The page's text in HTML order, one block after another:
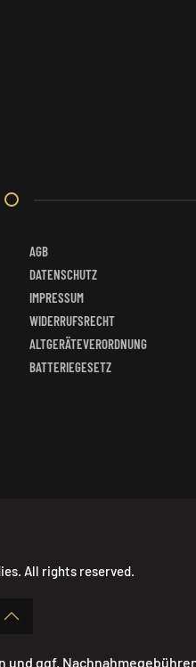
AGB
DATENSCHUTZ
IMPRESSUM
WIDERRUFSRECHT
ALTGERÄTEVERORDNUNG
BATTERIEGESETZ
All rights reserved.
und ggf.